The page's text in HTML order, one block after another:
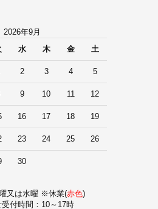
2026年9月
水 木 金 土
2 3 4 5
9 10 11 12
16 17 18 19
23 24 25 26
30
又は水曜 ※休業(赤色)
受付時間：10～17時